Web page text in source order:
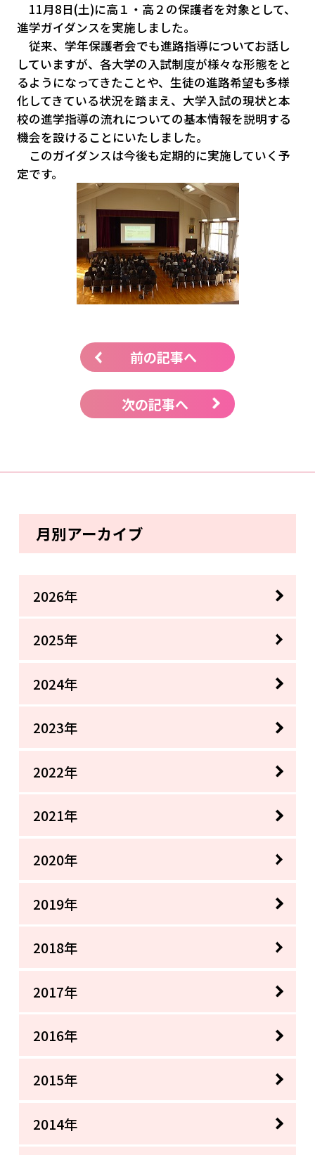
11月8日(土)に高１・高２の保護者を対象として、
進学ガイダンスを実施しました。
従来、学年保護者会でも進路指導についてお話し
していますが、各大学の入試制度が様々な形態をと
るようになってきたことや、生徒の進路希望も多様
化してきている状況を踏まえ、大学入試の現状と本
校の進学指導の流れについての基本情報を説明する
機会を設けることにいたしました。
このガイダンスは今後も定期的に実施していく予
定です。
前の記事へ
次の記事へ
月別アーカイブ
2026年
2025年
2024年
2023年
2022年
2021年
2020年
2019年
2018年
2017年
2016年
2015年
2014年